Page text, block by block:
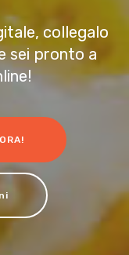
collegalo
sei pronto a